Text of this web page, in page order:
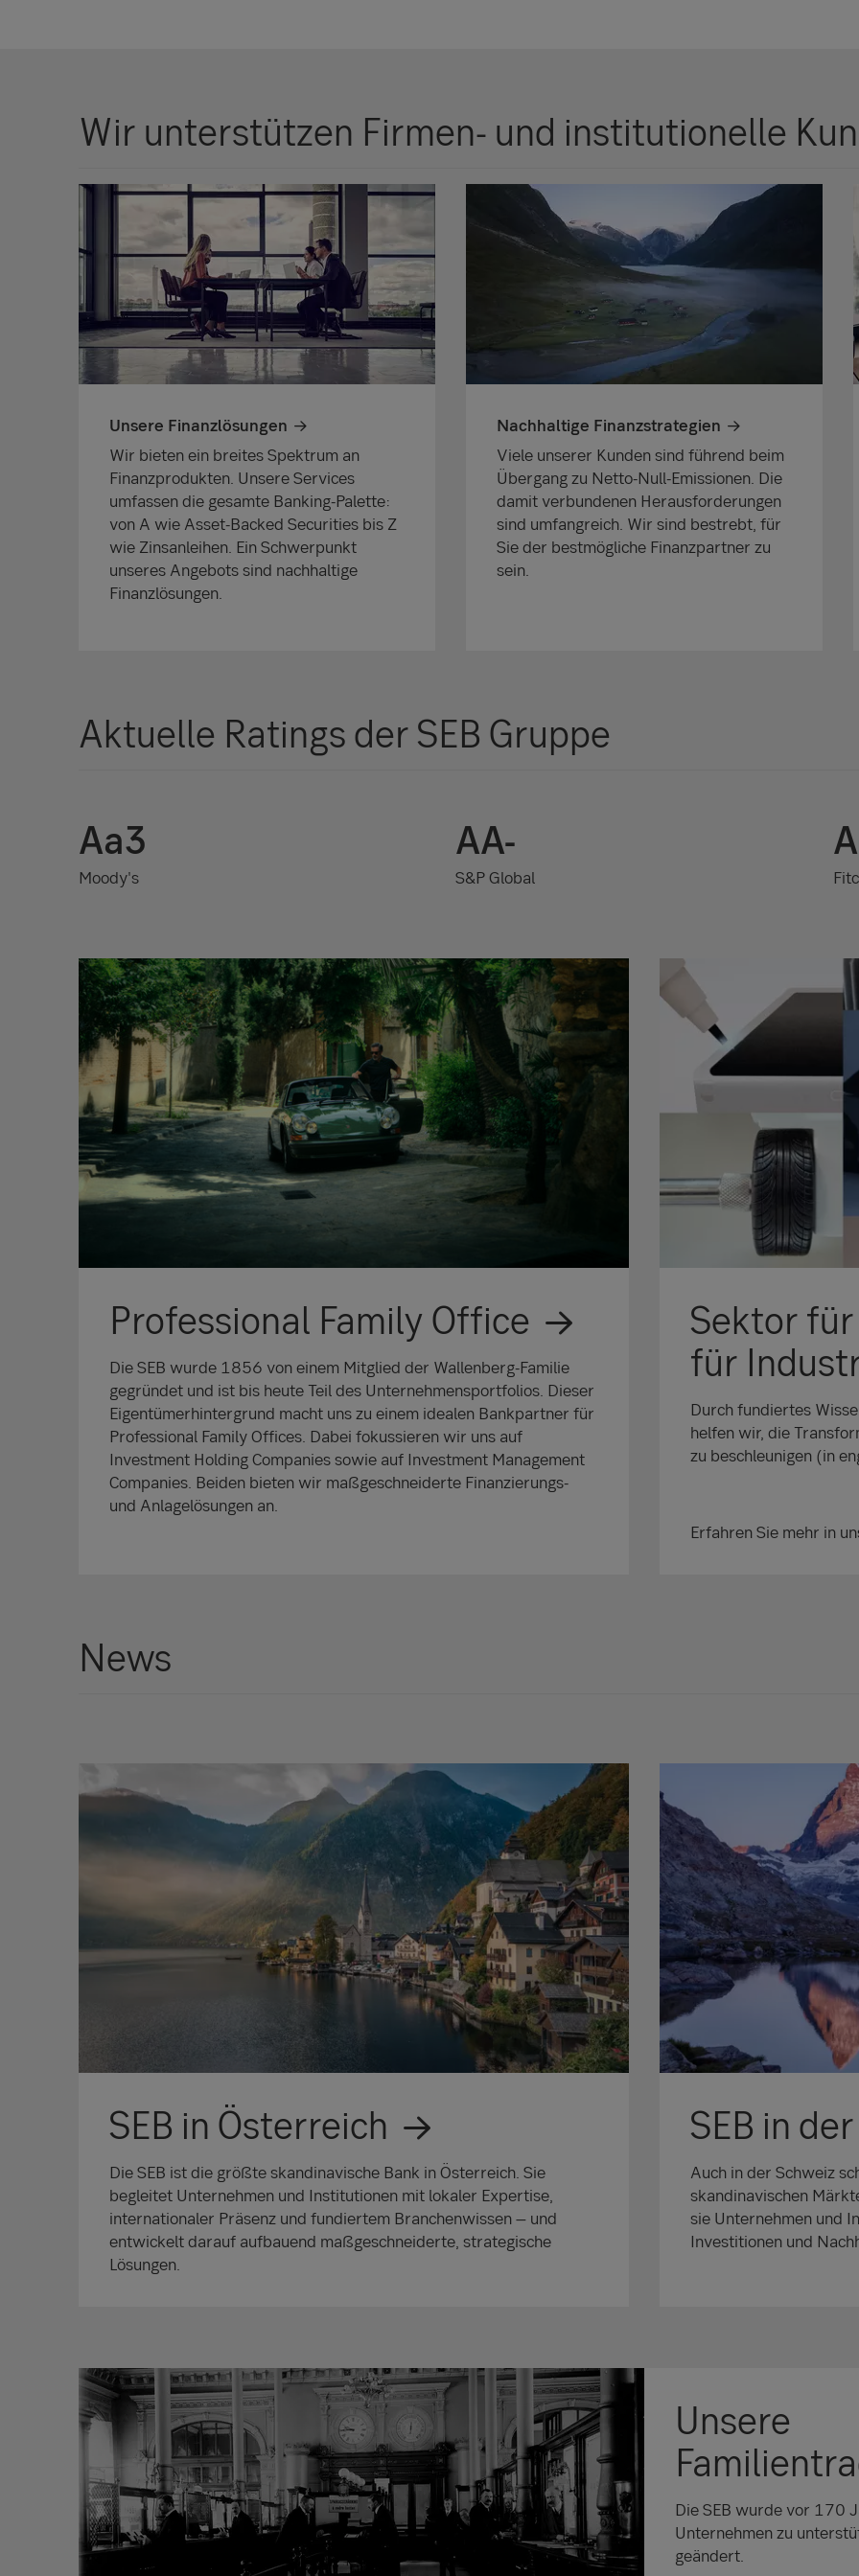
Wir unterstützen Firmen- und institutionelle
Unsere Finanzlösungen
Wir bieten ein breites Spektrum an
Finanzprodukten. Unsere Services
umfassen die gesamte Banking-Palette:
von A wie Asset-Backed Securities bis Z
wie Zinsanleihen. Ein Schwerpunkt
unseres Angebots sind nachhaltige
Finanzlösungen.
Nachhaltige Finanzstrategien
Viele unserer Kunden sind führend beim
Übergang zu Netto-Null-Emissionen. Die
damit verbundenen Herausforderungen
sind umfangreich. Wir sind bestrebt, für
Sie der bestmögliche Finanzpartner zu
sein.
Aktuelle Ratings der SEB Gruppe
Aa3
Moody's
AA-
S&P Global
Professional Family Office
Die SEB wurde 1856 von einem Mitglied der Wallenberg-Familie
gegründet und ist bis heute Teil des Unternehmensportfolios. Dieser
Eigentümerhintergrund macht uns zu einem idealen Bankpartner für
Professional Family Offices. Dabei fokussieren wir uns auf
Investment Holding Companies sowie auf Investment Management
Companies. Beiden bieten wir maßgeschneiderte Finanzierungs-
und Anlagelösungen an.
Sektor
für
Durch fundiertes
helfen wir, die
zu beschleunigen (in
Erfahren Sie mehr in
News
SEB in Österreich
Die SEB ist die größte skandinavische Bank in Österreich. Sie
begleitet Unternehmen und Institutionen mit lokaler Expertise,
internationaler Präsenz und fundiertem Branchenwissen – und
entwickelt darauf aufbauend maßgeschneiderte, strategische
Lösungen.
SEB in
Auch in der Schweiz
skandinavischen
sie Unternehmen und
Investitionen und
Unsere
Die SEB wurde vor 170
Unternehmen zu
geändert.